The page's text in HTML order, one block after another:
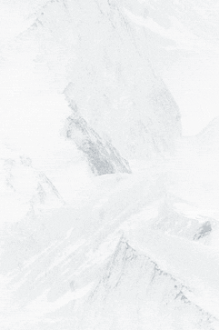
Excellente
taille de domaine skiable